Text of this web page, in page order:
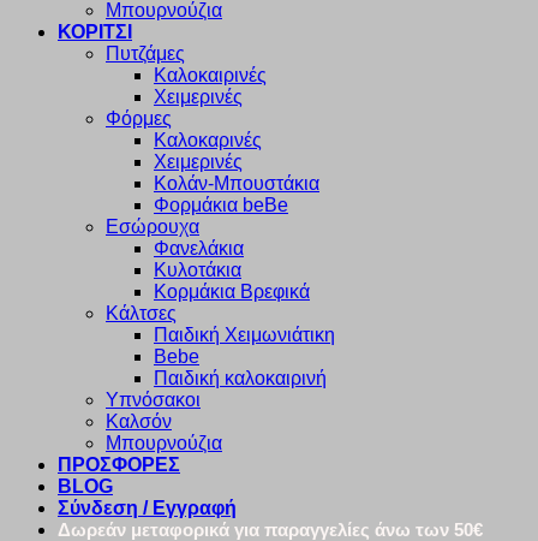
Μπουρνούζια
ΚΟΡΙΤΣΙ
Πυτζάμες
Καλοκαιρινές
Χειμερινές
Φόρμες
Καλοκαρινές
Χειμερινές
Κολάν-Μπουστάκια
Φορμάκια beBe
Εσώρουχα
Φανελάκια
Κυλοτάκια
Κορμάκια Βρεφικά
Κάλτσες
Παιδική Χειμωνιάτικη
Bebe
Παιδική καλοκαιρινή
Υπνόσακοι
Καλσόν
Μπουρνούζια
ΠΡΟΣΦΟΡΕΣ
BLOG
Σύνδεση / Εγγραφή
Δωρεάν μεταφορικά για παραγγελίες άνω των 50€